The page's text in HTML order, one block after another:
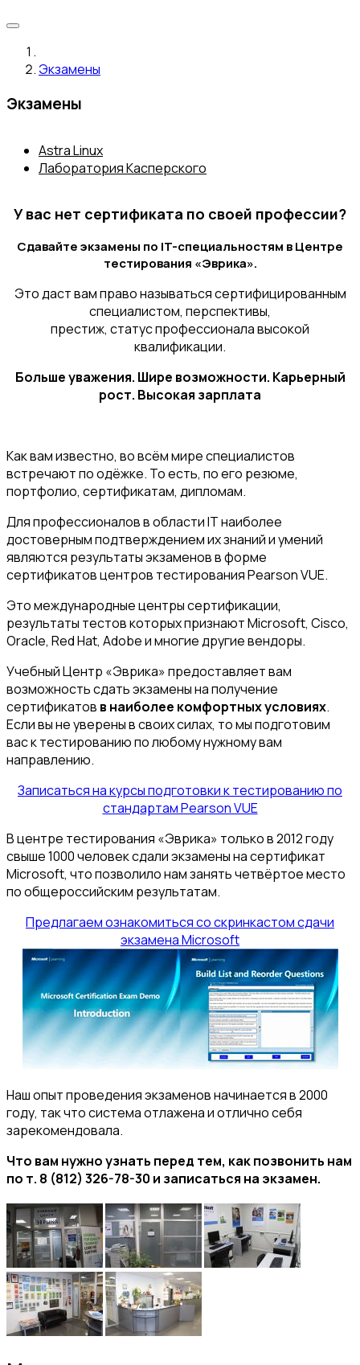
Экзамены
Экзамены
Astra Linux
Лаборатория Касперского
У вас нет сертификата по своей профессии?
Сдавайте экзамены по IT-специальностям в Центре
тестирования «Эврика».
Это даст вам право называться сертифицированным
специалистом, перспективы,
престиж, статус профессионала высокой
квалификации.
Больше уважения. Шире возможности. Карьерный
рост. Высокая зарплата
Как вам известно, во всём мире специалистов
встречают по одёжке. То есть, по его резюме,
портфолио, сертификатам, дипломам.
Для профессионалов в области IT наиболее
достоверным подтверждением их знаний и умений
являются результаты экзаменов в форме
сертификатов центров тестирования Pearson VUE.
Это международные центры сертификации,
результаты тестов которых признают Microsoft, Cisco,
Oracle, Red Hat, Adobe и многие другие вендоры.
Учебный Центр «Эврика» предоставляет вам
возможность сдать экзамены на получение
сертификатов в наиболее комфортных условиях.
Если вы не уверены в своих силах, то мы подготовим
вас к тестированию по любому нужному вам
направлению.
Записаться на курсы подготовки к тестированию по
стандартам Pearson VUE
В центре тестирования «Эврика» только в 2012 году
свыше 1000 человек сдали экзамены на сертификат
Microsoft, что позволило нам занять четвёртое место
по общероссийским результатам.
Предлагаем ознакомиться со скринкастом сдачи
экзамена Microsoft
Наш опыт проведения экзаменов начинается в 2000
году, так что система отлажена и отлично себя
зарекомендовала.
Что вам нужно узнать перед тем, как позвонить нам
по т. 8 (812) 326-78-30 и записаться на экзамен.